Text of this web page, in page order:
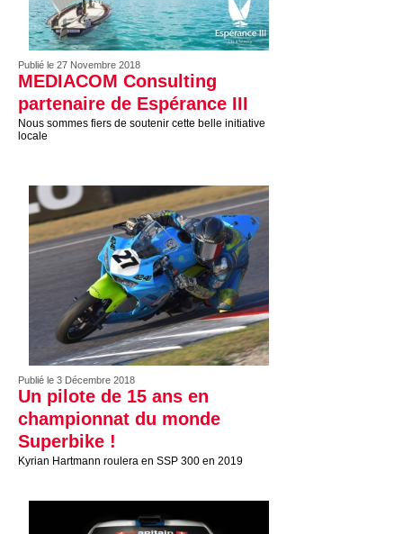
Publié le 27 Novembre 2018
MEDIACOM Consulting
partenaire de Espérance III
Nous sommes fiers de soutenir cette belle initiative
locale
Publié le 3 Décembre 2018
Un pilote de 15 ans en
championnat du monde
Superbike !
Kyrian Hartmann roulera en SSP 300 en 2019